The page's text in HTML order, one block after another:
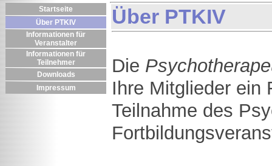
Startseite
Über PTKIV
Informationen für
Veranstalter
Informationen für
Teilnehmer
Downloads
Impressum
Über PTKIV
Die
Ihre Mitglieder ein
Teilnahme des